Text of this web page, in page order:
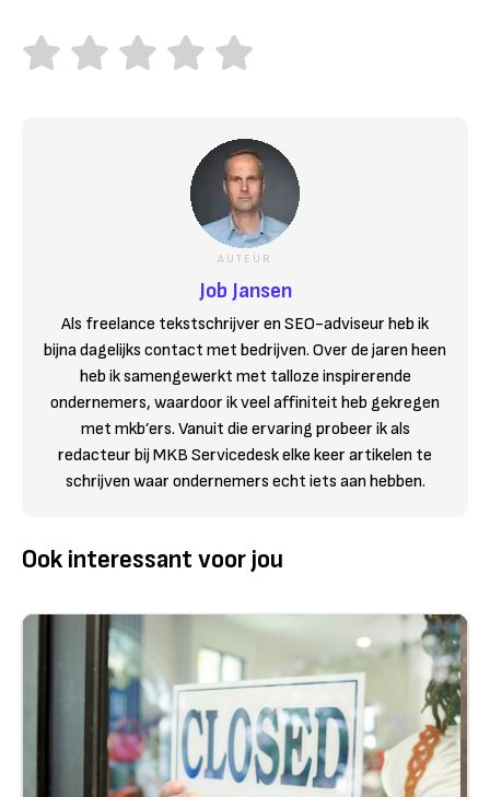
AUTEUR
Job Jansen
Als freelance tekstschrijver en SEO-adviseur heb ik
bijna dagelijks contact met bedrijven. Over de jaren heen
heb ik samengewerkt met talloze inspirerende
ondernemers, waardoor ik veel affiniteit heb gekregen
met mkb’ers. Vanuit die ervaring probeer ik als
redacteur bij MKB Servicedesk elke keer artikelen te
schrijven waar ondernemers echt iets aan hebben.
Ook interessant voor jou